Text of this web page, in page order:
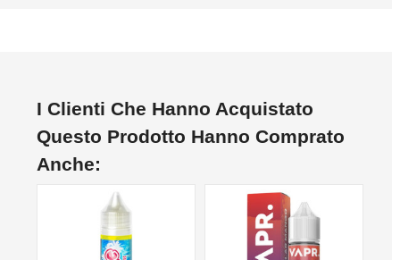
I Clienti Che Hanno Acquistato
Questo Prodotto Hanno Comprato
Anche: